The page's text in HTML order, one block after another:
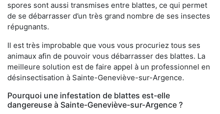
spores sont aussi transmises entre blattes, ce qui permet
de se débarrasser d’un très grand nombre de ses insectes
répugnants.
Il est très improbable que vous vous procuriez tous ses
animaux afin de pouvoir vous débarrasser des blattes. La
meilleure solution est de faire appel à un professionnel en
désinsectisation à Sainte-Geneviève-sur-Argence.
Pourquoi une infestation de blattes est-elle
dangereuse à Sainte-Geneviève-sur-Argence ?